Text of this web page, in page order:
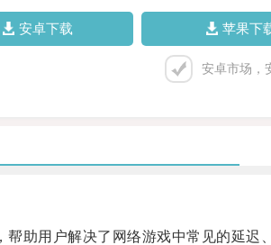
安卓下载 苹果下
安卓市场，
用户解决了网络游戏中常见的延迟